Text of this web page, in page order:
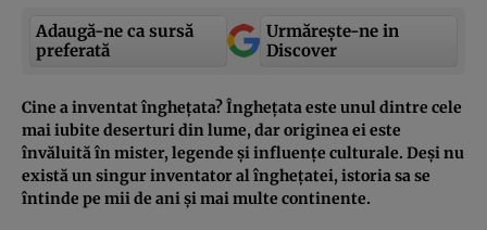
Adaugă-ne ca sursă
preferată
Urmărește-ne in
Discover
Cine a inventat înghețata? Înghețata este unul dintre cele
mai iubite deserturi din lume, dar originea ei este
învăluită în mister, legende și influențe culturale. Deși nu
există un singur inventator al înghețatei, istoria sa se
întinde pe mii de ani și mai multe continente.